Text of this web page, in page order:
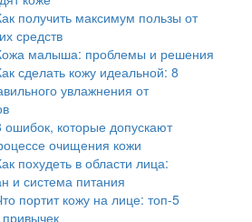
получить максимум пользы от
средств
малыша: проблемы и решения
сделать кожу идеальной: 8
увлажнения от
ошибок, которые допускают
очищения кожи
похудеть в области лица:
и система питания
портит кожу на лице: топ-5